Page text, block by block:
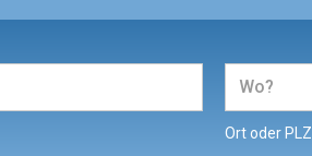
Ort oder PLZ